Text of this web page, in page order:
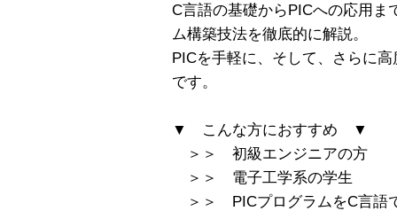
C言語の基礎からPICへの応用ま
ム構築技法を徹底的に解説。
PICを手軽に、そして、さらに
です。
▼ こんな方におすすめ ▼
＞＞ 初級エンジニアの方
＞＞ 電子工学系の学生
＞＞ PICプログラムをC言語